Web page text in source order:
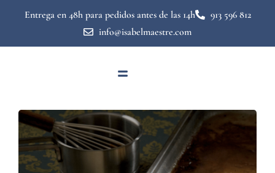
Entrega en 48h para pedidos antes de las 14h
913 596 812
info@isabelmaestre.com